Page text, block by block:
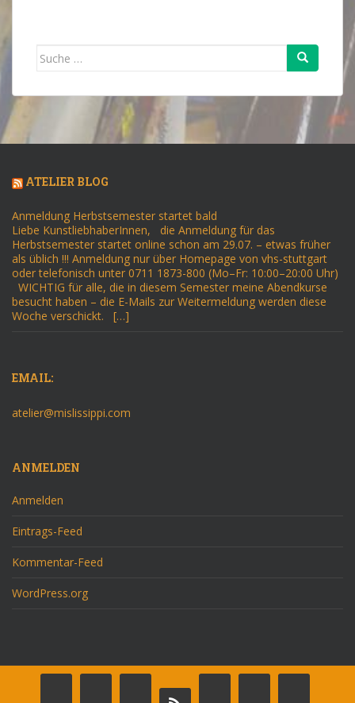
Suche
ATELIER BLOG
Anmeldung Herbstsemester startet bald
Liebe KunstliebhaberInnen, die Anmeldung für das
Herbstsemester startet online schon am 29.07. – etwas früher
als üblich !!! Anmeldung nur über Homepage von vhs-stuttgart
oder telefonisch unter 0711 1873-800 (Mo–Fr: 10:00–20:00 Uhr)
WICHTIG für alle, die in diesem Semester meine Abendkurse
besucht haben – die E-Mails zur Weitermeldung werden diese
Woche verschickt. […]
EMAIL:
atelier@mislissippi.com
ANMELDEN
Anmelden
Eintrags-Feed
Kommentar-Feed
WordPress.org